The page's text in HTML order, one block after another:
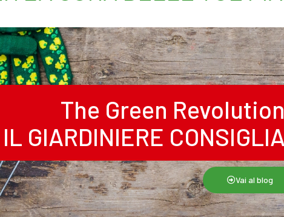
The Green Revolution
IL GIARDINIERE CONSIGLIA
Vai al blog